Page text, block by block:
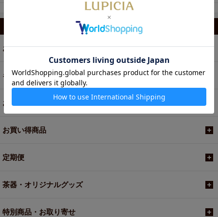
お茶
ギフト
お菓子・食品・飲料
お買い得商品
定期便
茶器・オリジナルグッズ
特別商品・お取り寄せ